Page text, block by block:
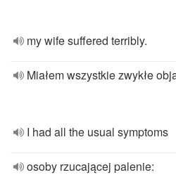
my wife suffered terribly.
Miałem wszystkie zwykłe
I had all the usual symptoms
osoby rzucającej palenie: